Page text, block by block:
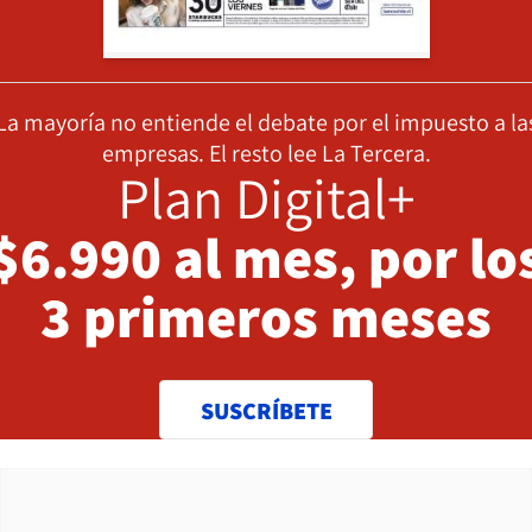
mayoría no entiende el debate por el impuesto a
empresas. El resto lee La Tercera.
Plan Digital+
al mes, por
3 primeros meses
SUSCRÍBETE